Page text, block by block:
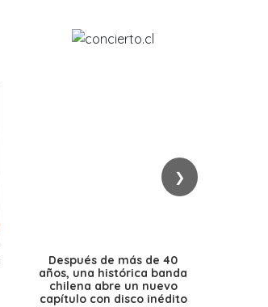
❯
Después de más de 40
años, una histórica banda
chilena abre un nuevo
capítulo con disco inédito